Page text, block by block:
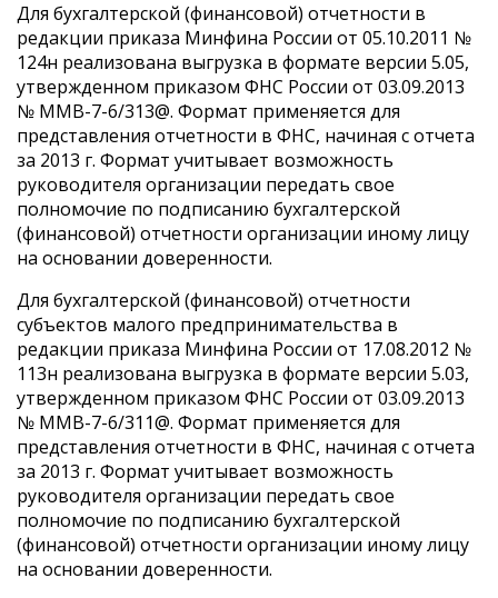
Для бухгалтерской (финансовой) отчетности в
редакции приказа Минфина России от 05.10.2011 №
124н реализована выгрузка в формате версии 5.05,
утвержденном приказом ФНС России от 03.09.2013
№ ММВ-7-6/313@. Формат применяется для
представления отчетности в ФНС, начиная с отчета
за 2013 г. Формат учитывает возможность
руководителя организации передать свое
полномочие по подписанию бухгалтерской
(финансовой) отчетности организации иному лицу
на основании доверенности.
Для бухгалтерской (финансовой) отчетности
субъектов малого предпринимательства в
редакции приказа Минфина России от 17.08.2012 №
113н реализована выгрузка в формате версии 5.03,
утвержденном приказом ФНС России от 03.09.2013
№ ММВ-7-6/311@. Формат применяется для
представления отчетности в ФНС, начиная с отчета
за 2013 г. Формат учитывает возможность
руководителя организации передать свое
полномочие по подписанию бухгалтерской
(финансовой) отчетности организации иному лицу
на основании доверенности.